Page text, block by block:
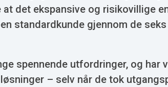
at det ekspansive og risikovillige
standardkunde gjennom de
spennende utfordringer, og har
– selv når de tok